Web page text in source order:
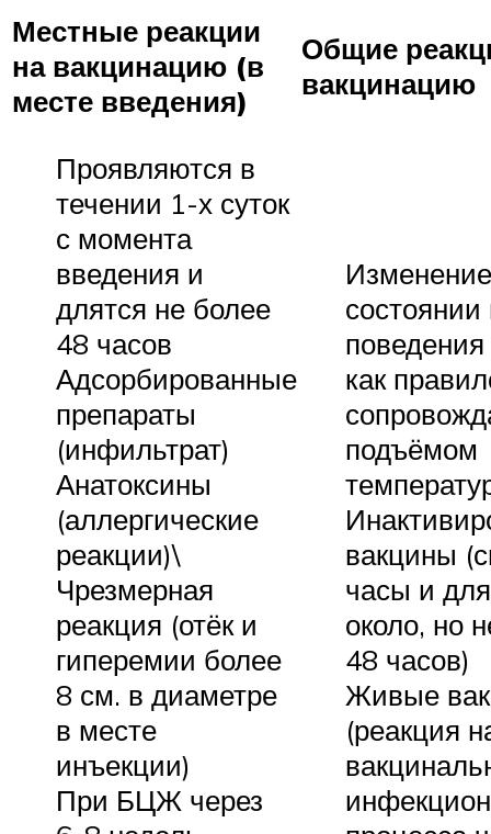
Местные реакции
на вакцинацию (в
месте введения)
Общие
вакцинацию
Проявляются в
течении 1-х суток
с момента
введения и
длятся не более
48 часов
Адсорбированные
препараты
(инфильтрат)
Анатоксины
(аллергические
реакции)\
Чрезмерная
реакция (отёк и
гиперемии более
8 см. в диаметре
в месте
инъекции)
При БЦЖ через
Изменение
состоянии
как
подъёмом
вакцины
часы и
около, но
48 часов)
Живые
(реакция